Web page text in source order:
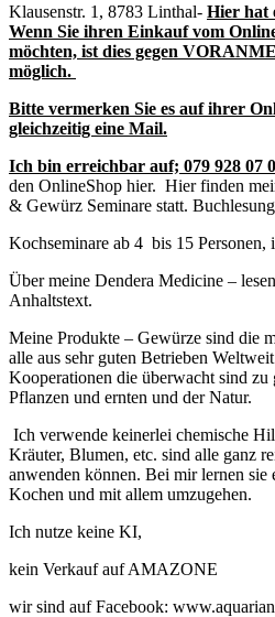
Klausenstr. 1, 8783 Linthal- Hier hat
Wenn Sie ihren Einkauf vom
möchten, ist dies gegen
möglich.
Bitte vermerken Sie es auf ihrer
gleichzeitig eine Mail.
Ich bin erreichbar auf; 079 928 07
den OnlineShop hier. Hier finden
& Gewürz Seminare statt.
Kochseminare ab 4 bis 15 Personen,
Über meine Dendera Medicine –
Anhaltstext.
Meine Produkte – Gewürze sind die
alle aus sehr guten Betrieben
Kooperationen die überwacht sind zu
Pflanzen und ernten und der Natur.
Ich verwende keinerlei chemische
Kräuter, Blumen, etc. sind alle ganz
anwenden können. Bei mir lernen sie
Kochen und mit allem umzugehen.
Ich nutze keine KI,
kein Verkauf auf AMAZONE
wir sind auf Facebook: